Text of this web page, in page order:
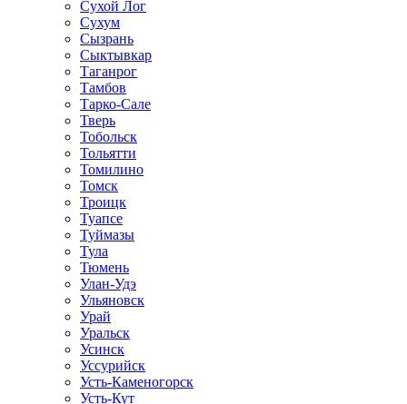
Сухой Лог
Сухум
Сызрань
Сыктывкар
Таганрог
Тамбов
Тарко-Сале
Тверь
Тобольск
Тольятти
Томилино
Томск
Троицк
Туапсе
Туймазы
Тула
Тюмень
Улан-Удэ
Ульяновск
Урай
Уральск
Усинск
Уссурийск
Усть-Каменогорск
Усть-Кут